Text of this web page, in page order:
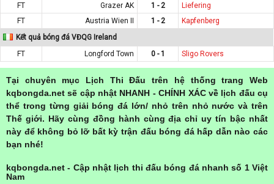
FT
Grazer AK 1 - 2
Liefering
FT
Austria Wien II 1 - 2
Kapfenberg
Kết quả bóng đá VĐQG Ireland
FT
Longford Town 0 - 1 Sligo Rovers
Tại chuyên mục Lịch Thi Đấu trên hệ thống trang Web
kqbongda.net sẽ cập nhật NHANH - CHÍNH XÁC về lịch đấu cụ
thể trong từng giải bóng đá lớn/ nhỏ trên nhỏ nước và trên
Thế giới. Hãy cùng đồng hành cùng địa chỉ uy tín bậc nhất
này để không bỏ lỡ bất kỳ trận đấu bóng đá hấp dẫn nào các
bạn nhé!
kqbongda.net - Cập nhật lịch thi đấu bóng đá nhanh số 1 Việt
Nam